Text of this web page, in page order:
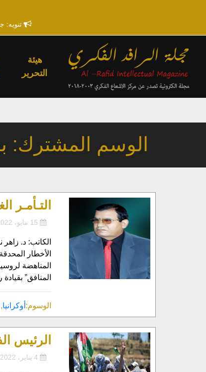
تنويه:
هيئة
التحرير
الوسم المشترك:
الكاتب: د. زاهر
الأخطار
المناهضة
المنافق”
الوسوم: أوكرانيا,
الرئيس